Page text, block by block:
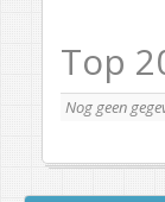
Top
Nog geen